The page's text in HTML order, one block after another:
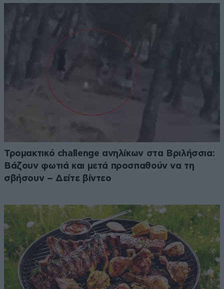
Τρομακτικό challenge ανηλίκων στα Βριλήσσια:
Βάζουν φωτιά και μετά προσπαθούν να τη
σβήσουν – Δείτε βίντεο